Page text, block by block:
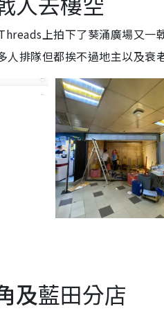
上拍下了葵涌廣場又一
人排隊但都挨不過地主以及衰
及藍田分店